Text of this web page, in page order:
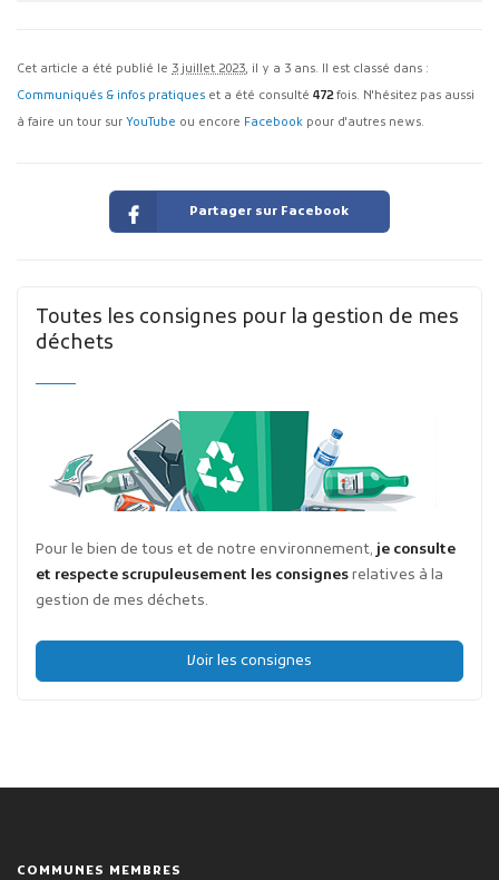
Cet article a été publié le 3 juillet 2023, il y a 3 ans. Il est classé dans :
Communiqués & infos pratiques et a été consulté 472fois. N'hésitez pas aussi
à faire un tour sur YouTube ou encore Facebook pour d'autres news.
Partager sur Facebook
Toutes les consignes pour la gestion de mes
déchets
Pour le bien de tous et de notre environnement,je consulte
et respecte scrupuleusement les consignesrelatives à la
gestion de mes déchets.
Voir les consignes
COMMUNES MEMBRES